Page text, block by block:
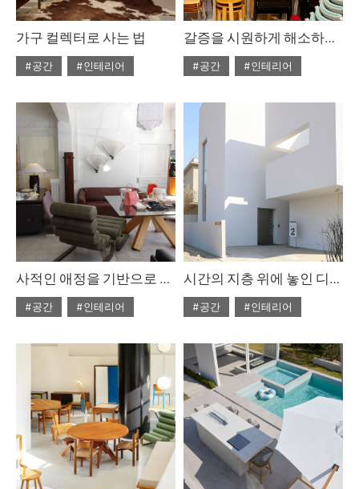
가구 컬렉터로 사는 법
#공간
#인테리어
#2025년7월호
갈증을 시원하게 해소하는 빈티지, 사이다빈티지
#공간
#인테리어
#ISSUE304
사적인 애정을 기반으로 한 큐레이션 마켓파흐트
#공간
#인테리어
#2025년7월호
시간의 지층 위에 놓인 디자인, 무제움
#공간
#인테리어
#2025년7월호